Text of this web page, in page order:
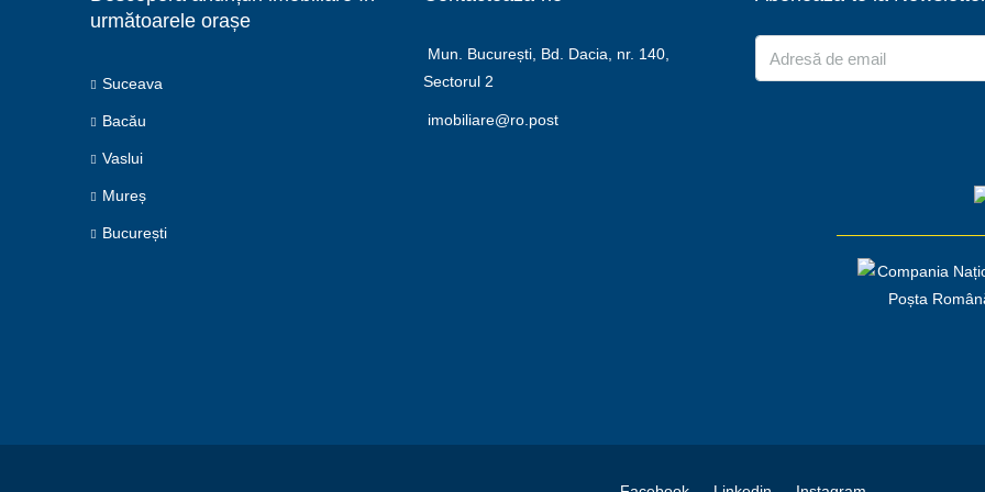
următoarele orașe
Suceava
Bacău
Vaslui
Mureș
București
Mun. București, Bd. Dacia, nr. 140,
Sectorul 2
imobiliare@ro.post